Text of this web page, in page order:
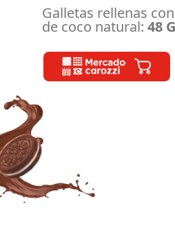
Galletas rellenas
de coco natural: 48